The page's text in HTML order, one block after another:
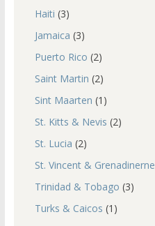
Haiti (3)
Jamaica (3)
Puerto Rico (2)
Saint Martin (2)
Sint Maarten (1)
St. Kitts & Nevis (2)
St. Lucia (2)
St. Vincent & Grenadinerne
Trinidad & Tobago (3)
Turks & Caicos (1)